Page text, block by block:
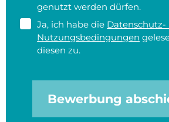
genutzt werden dürfen.
Ja, ich habe die Datenschutz-
Nutzungsbedingungen
diesen zu.
Bewerbung